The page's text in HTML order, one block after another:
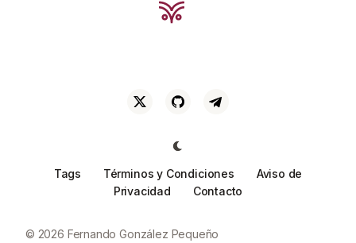
Tags Términos y Condiciones
Aviso de
Privacidad
Contacto
© 2026 Fernando González Pequeño